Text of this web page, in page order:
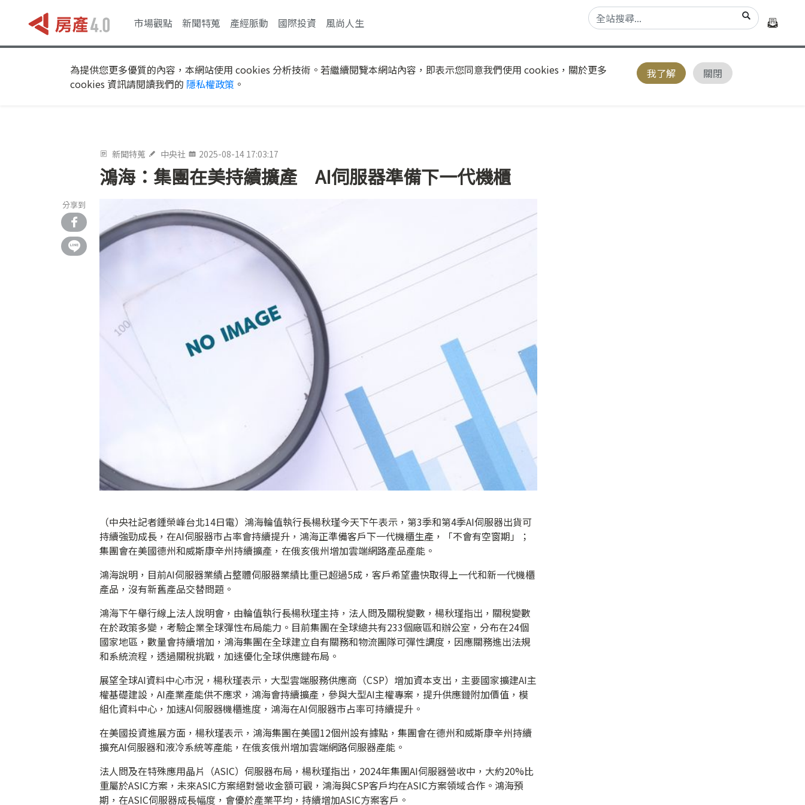
市場觀點 新聞特蒐 產經脈動 國際投資 風尚人生
為提供您更多優質的內容，本網站使用 cookies 分析技術。若繼續閱覽本網站內容，即表示您同意我們使用 cookies，關於更多
cookies 資訊請閱讀我們的 隱私權政策 。
我了解 關閉
新聞特蒐 中央社 2025-08-14 17:03:17
鴻海：集團在美持續擴產 AI伺服器準備下一代機櫃
分享到
（中央社記者鍾榮峰台北14日電）鴻海輪值執行長楊秋瑾今天下午表示，第3季和第4季AI伺服器出貨可
持續強勁成長，在AI伺服器市占率會持續提升，鴻海正準備客戶下一代機櫃生產，「不會有空窗期」；
集團會在美國德州和威斯康辛州持續擴產，在俄亥俄州增加雲端網路產品產能。
鴻海說明，目前AI伺服器業績占整體伺服器業績比重已超過5成，客戶希望盡快取得上一代和新一代機櫃
產品，沒有新舊產品交替問題。
鴻海下午舉行線上法人說明會，由輪值執行長楊秋瑾主持，法人問及關稅變數，楊秋瑾指出，關稅變數
在於政策多變，考驗企業全球彈性布局能力。目前集團在全球總共有233個廠區和辦公室，分布在24個
國家地區，數量會持續增加，鴻海集團在全球建立自有關務和物流團隊可彈性調度，因應關務進出法規
和系統流程，透過關稅挑戰，加速優化全球供應鏈布局。
展望全球AI資料中心市況，楊秋瑾表示，大型雲端服務供應商（CSP）增加資本支出，主要國家擴建AI主
權基礎建設，AI產業產能供不應求，鴻海會持續擴產，參與大型AI主權專案，提升供應鏈附加價值，模
組化資料中心，加速AI伺服器機櫃進度，鴻海在AI伺服器市占率可持續提升。
在美國投資進展方面，楊秋瑾表示，鴻海集團在美國12個州設有據點，集團會在德州和威斯康辛州持續
擴充AI伺服器和液冷系統等產能，在俄亥俄州增加雲端網路伺服器產能。
法人問及在特殊應用晶片（ASIC）伺服器布局，楊秋瑾指出，2024年集團AI伺服器營收中，大約20%比
重屬於ASIC方案，未來ASIC方案絕對營收金額可觀，鴻海與CSP客戶均在ASIC方案領域合作。鴻海預
期，在ASIC伺服器成長幅度，會優於產業平均，持續增加ASIC方案客戶。